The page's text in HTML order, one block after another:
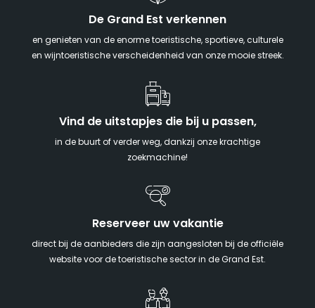
De Grand Est verkennen
en genieten van de enorme toeristische, sportieve, culturele
en wijntoeristische verscheidenheid van onze mooie streek.
Vind de uitstapjes die bij u passen,
in de buurt of verder weg, dankzij onze krachtige
zoekmachine!
Reserveer uw vakantie
direct bij de aanbieders die zijn aangesloten bij de officiële
website voor de toeristische sector in de Grand Est.